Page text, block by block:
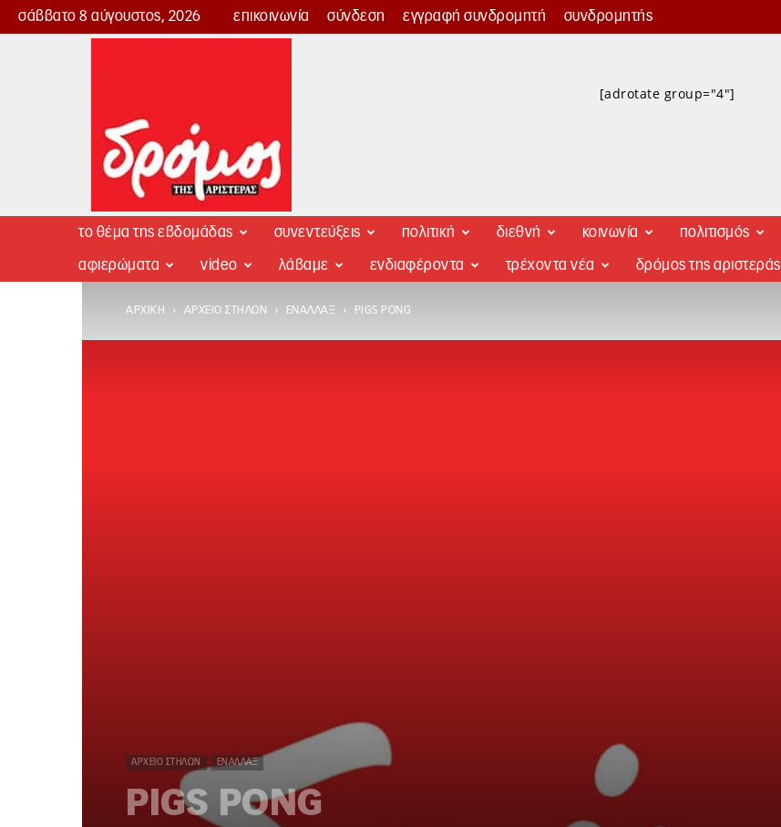
σάββατο 8 αύγουστος, 2026 επικοινωνία σύνδεση εγγραφή συνδρομητή συνδρομητής
Δρόμος
[adrotate group="4"]
το θέμα της εβδομάδας συνεντεύξεις πολιτική διεθνή κοινωνία πολιτισμός
αφιερώματα video λάβαμε ενδιαφέροντα τρέχοντα νέα δρόμος της αριστεράς
ΑΡΧΙΚΉ ΑΡΧΕΊΟ ΣΤΗΛΏΝ ΕΝΑΛΛΆΞ PIGS PONG
ΑΡΧΕΊΟ ΣΤΗΛΏΝ ΕΝΑΛΛΆΞ
PIGS PONG